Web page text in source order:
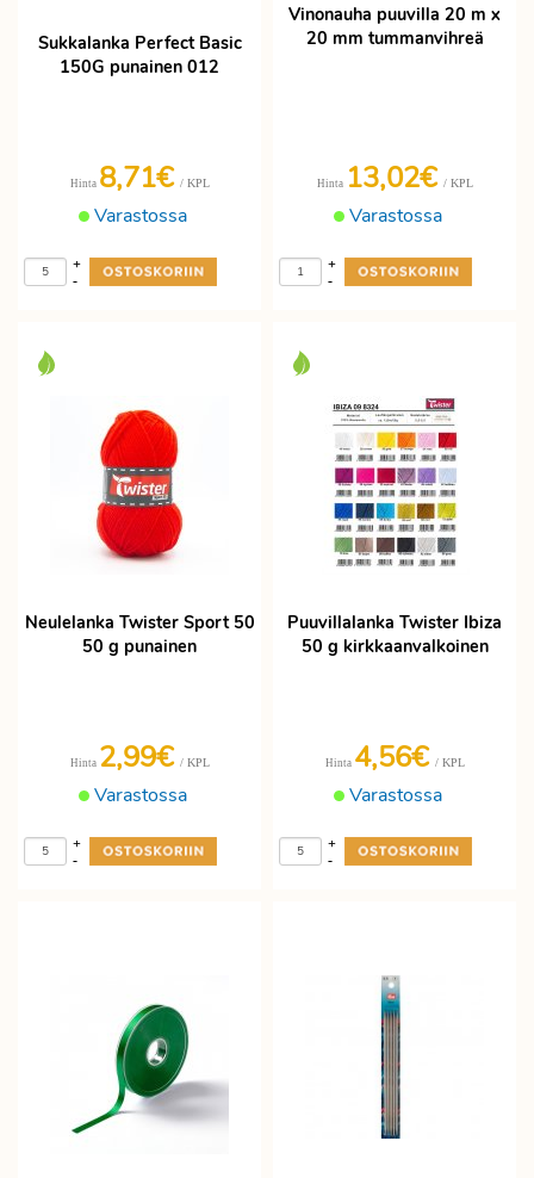
Sukkalanka Perfect Basic
150G punainen 012
Varastossa
Hinta 8,71€ / KPL
-
+
Vinonauha puuvilla 20 m x
20 mm tummanvihreä
Varastossa
Hinta 13,02€ / KPL
-
+
Neulelanka Twister Sport 50
50 g punainen
Varastossa
Hinta 2,99€ / KPL
-
+
Puuvillalanka Twister Ibiza
50 g kirkkaanvalkoinen
Varastossa
Hinta 4,56€ / KPL
-
+